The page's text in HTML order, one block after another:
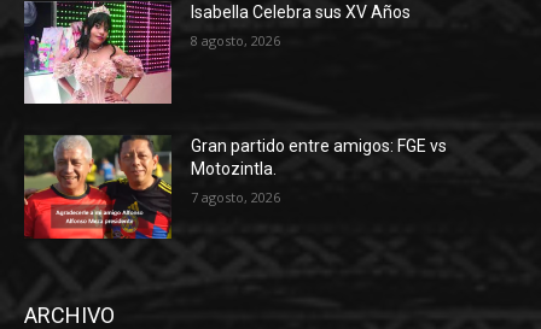
Isabella Celebra sus XV Años
8 agosto, 2026
Gran partido entre amigos: FGE vs
Motozintla.
7 agosto, 2026
ARCHIVO